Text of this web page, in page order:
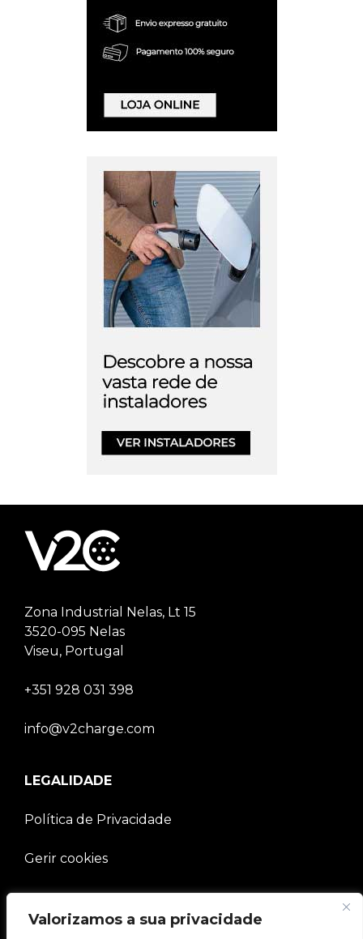
Valorizamos a sua privacidade
Zona Industrial Nelas, Lt 15
3520-095 Nelas
Viseu, Portugal
+351 928 031 398
info@v2charge.com
LEGALIDADE
Política de Privacidade
Gerir cookies
EMPRESA